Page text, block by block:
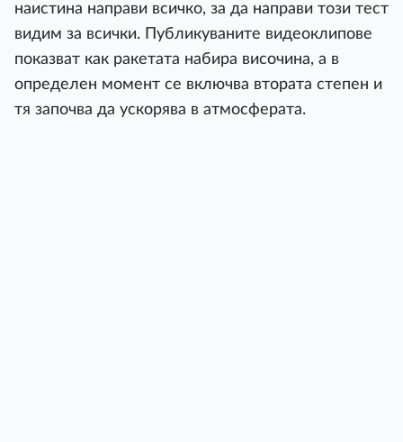
наистина направи всичко, за да направи този тест
видим за всички. Публикуваните видеоклипове
показват как ракетата набира височина, а в
определен момент се включва втората степен и
тя започва да ускорява в атмосферата.